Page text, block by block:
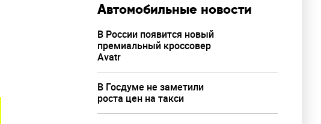
Автомобильные новости
В России появится новый
премиальный кроссовер
Avatr
В Госдуме не заметили
роста цен на такси